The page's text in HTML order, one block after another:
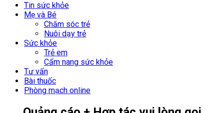
Tin sức khỏe
Mẹ và Bé
Chăm sóc trẻ
Nuôi dạy trẻ
Sức khỏe
Trẻ em
Cẩm nang sức khỏe
Tư vấn
Bài thuốc
Phòng mạch online